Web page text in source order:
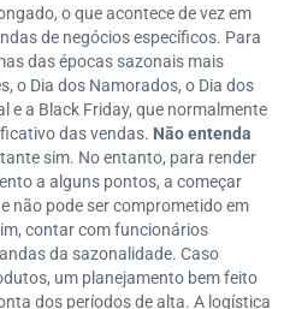
o que acontece de vez em
de negócios específicos. Para
das épocas sazonais mais
o Dia dos Namorados, o Dia dos
e a Black Friday, que normalmente
das vendas. Não entenda
sim. No entanto, para render
a alguns pontos, a começar
não pode ser comprometido em
contar com funcionários
da sazonalidade. Caso
um planejamento bem feito
dos períodos de alta. A logística